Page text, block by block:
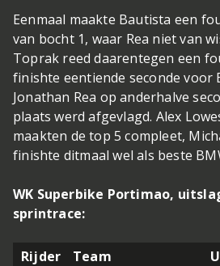
Eenmaal maakte Bautista een
van bocht 1, waar Rea niet van
Toprak reed daarentegen een
finishte eentiende seconde voor
Jonathan Rea op anderhalve
plaats werd afgevlagd. Alex
maakten de top 5 compleet,
finishte ditmaal wel als beste
WK Superbike Portimao,
sprintrace:
Rijder Team